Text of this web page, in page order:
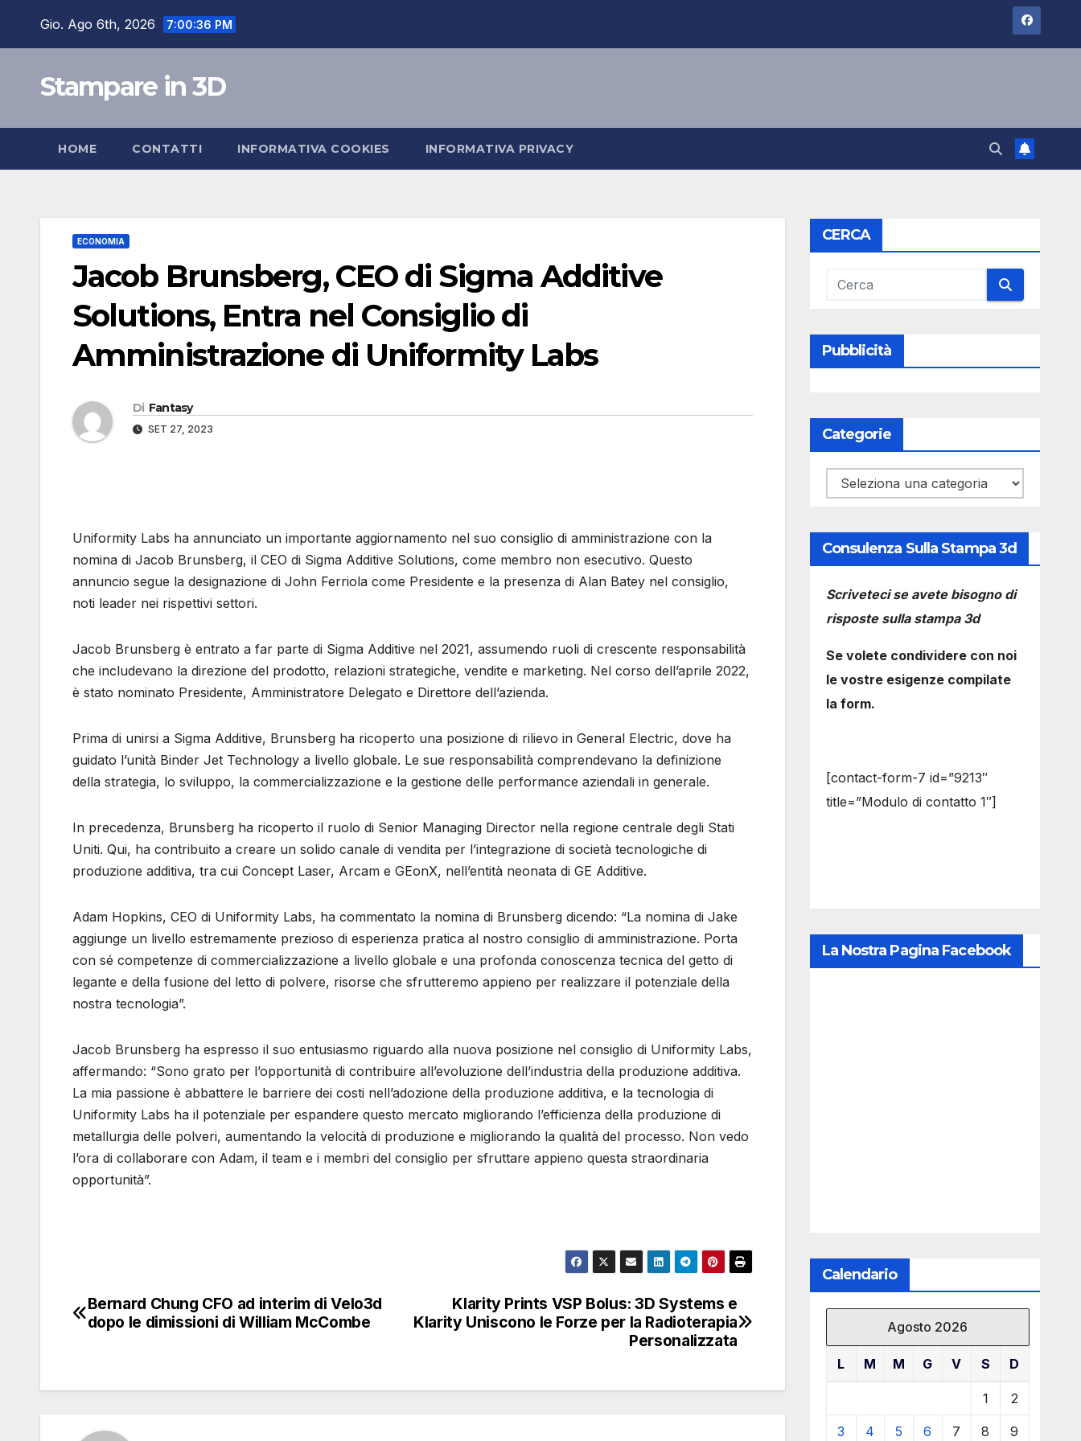
Gio. Ago 6th, 2026 7:00:37 PM
Stampare in 3D
HOME CONTATTI INFORMATIVA COOKIES INFORMATIVA PRIVACY
ECONOMIA
Jacob Brunsberg, CEO di Sigma Additive
Solutions, Entra nel Consiglio di
Amministrazione di Uniformity Labs
Di Fantasy
SET 27, 2023
Uniformity Labs ha annunciato un importante aggiornamento nel suo consiglio di amministrazione con la
nomina di Jacob Brunsberg, il CEO di Sigma Additive Solutions, come membro non esecutivo. Questo
annuncio segue la designazione di John Ferriola come Presidente e la presenza di Alan Batey nel consiglio,
noti leader nei rispettivi settori.
Jacob Brunsberg è entrato a far parte di Sigma Additive nel 2021, assumendo ruoli di crescente responsabilità
che includevano la direzione del prodotto, relazioni strategiche, vendite e marketing. Nel corso dell’aprile 2022,
è stato nominato Presidente, Amministratore Delegato e Direttore dell’azienda.
Prima di unirsi a Sigma Additive, Brunsberg ha ricoperto una posizione di rilievo in General Electric, dove ha
guidato l’unità Binder Jet Technology a livello globale. Le sue responsabilità comprendevano la definizione
della strategia, lo sviluppo, la commercializzazione e la gestione delle performance aziendali in generale.
In precedenza, Brunsberg ha ricoperto il ruolo di Senior Managing Director nella regione centrale degli Stati
Uniti. Qui, ha contribuito a creare un solido canale di vendita per l’integrazione di società tecnologiche di
produzione additiva, tra cui Concept Laser, Arcam e GEonX, nell’entità neonata di GE Additive.
Adam Hopkins, CEO di Uniformity Labs, ha commentato la nomina di Brunsberg dicendo: “La nomina di Jake
aggiunge un livello estremamente prezioso di esperienza pratica al nostro consiglio di amministrazione. Porta
con sé competenze di commercializzazione a livello globale e una profonda conoscenza tecnica del getto di
legante e della fusione del letto di polvere, risorse che sfrutteremo appieno per realizzare il potenziale della
nostra tecnologia”.
Jacob Brunsberg ha espresso il suo entusiasmo riguardo alla nuova posizione nel consiglio di Uniformity Labs,
affermando: “Sono grato per l’opportunità di contribuire all’evoluzione dell’industria della produzione additiva.
La mia passione è abbattere le barriere dei costi nell’adozione della produzione additiva, e la tecnologia di
Uniformity Labs ha il potenziale per espandere questo mercato migliorando l’efficienza della produzione di
metallurgia delle polveri, aumentando la velocità di produzione e migliorando la qualità del processo. Non vedo
l’ora di collaborare con Adam, il team e i membri del consiglio per sfruttare appieno questa straordinaria
opportunità”.
Navigazione
Klarity Prints VSP Bolus: 3D Systems e
Klarity Uniscono le Forze per la Radioterapia
Personalizzata
Bernard Chung CFO ad interim di Velo3d
dopo le dimissioni di William McCombe
CERCA
Pubblicità
Categorie
Categorie
Consulenza Sulla Stampa 3d
Scriveteci se avete bisogno di
risposte sulla stampa 3d
Se volete condividere con noi
le vostre esigenze compilate
la form.
[contact-form-7 id=”9213″
title=”Modulo di contatto 1″]
La Nostra Pagina Facebook
Calendario
Agosto 2026
L M M G V S D
1 2
3 4 5 6 7 8 9